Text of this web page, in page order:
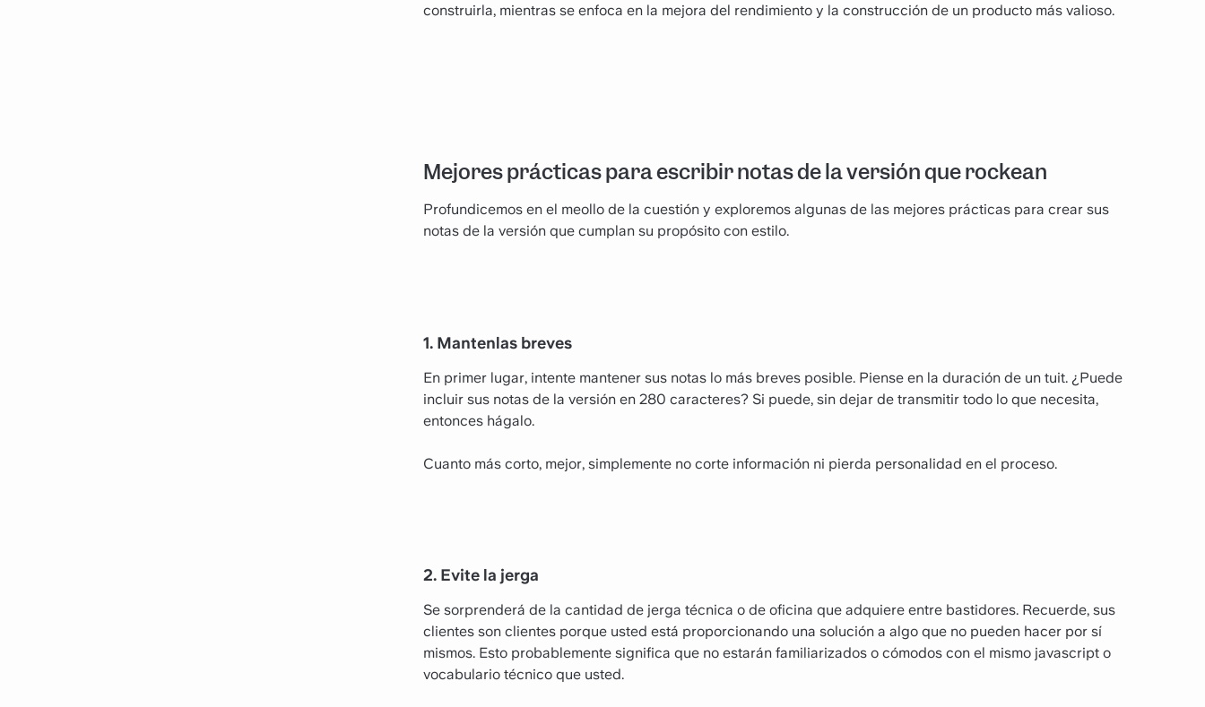
construirla, mientras se enfoca en la mejora del rendimiento y la construcción de un producto más valioso.
Mejores prácticas para escribir notas de la versión que rockean
Profundicemos en el meollo de la cuestión y exploremos algunas de las mejores prácticas para crear sus
notas de la versión que cumplan su propósito con estilo.
1. Mantenlas breves
En primer lugar, intente mantener sus notas lo más breves posible. Piense en la duración de un tuit. ¿Puede
incluir sus notas de la versión en 280 caracteres? Si puede, sin dejar de transmitir todo lo que necesita,
entonces hágalo.
Cuanto más corto, mejor, simplemente no corte información ni pierda personalidad en el proceso.
2. Evite la jerga
Se sorprenderá de la cantidad de jerga técnica o de oficina que adquiere entre bastidores. Recuerde, sus
clientes son clientes porque usted está proporcionando una solución a algo que no pueden hacer por sí
mismos. Esto probablemente significa que no estarán familiarizados o cómodos con el mismo javascript o
vocabulario técnico que usted.